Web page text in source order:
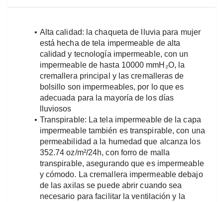
Alta calidad: la chaqueta de lluvia para mujer
está hecha de tela impermeable de alta
calidad y tecnología impermeable, con un
impermeable de hasta 10000 mmH₂O, la
cremallera principal y las cremalleras de
bolsillo son impermeables, por lo que es
adecuada para la mayoría de los días
lluviosos
Transpirable: La tela impermeable de la capa
impermeable también es transpirable, con una
permeabilidad a la humedad que alcanza los
352.74 oz/m²/24h, con forro de malla
transpirable, asegurando que es impermeable
y cómodo. La cremallera impermeable debajo
de las axilas se puede abrir cuando sea
necesario para facilitar la ventilación y la